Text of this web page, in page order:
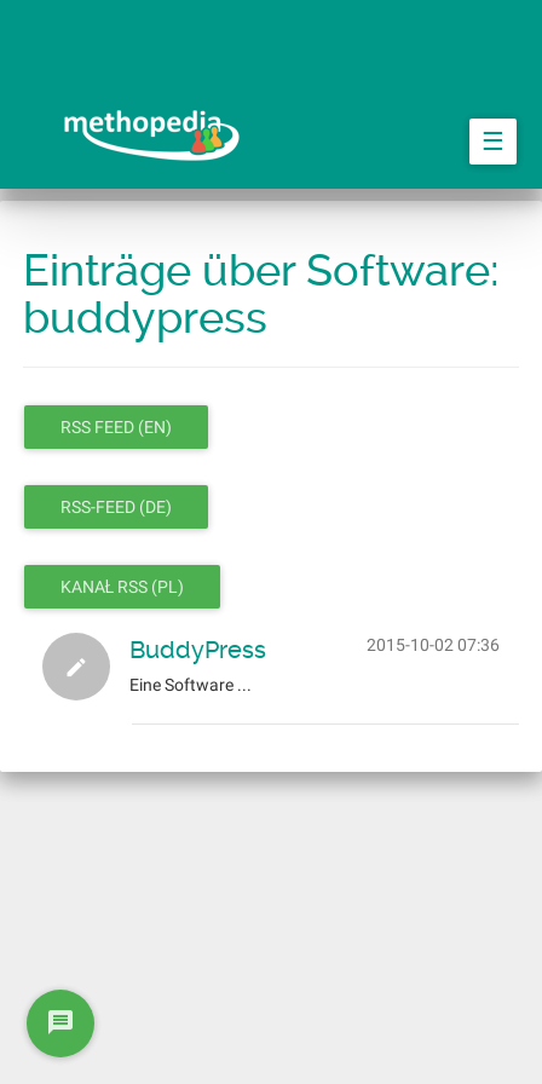
☰
Einträge über Software:
buddypress
RSS FEED (EN)
RSS-FEED (DE)
KANAŁ RSS (PL)
2015-10-02 07:36
BuddyPress
Eine Software ...